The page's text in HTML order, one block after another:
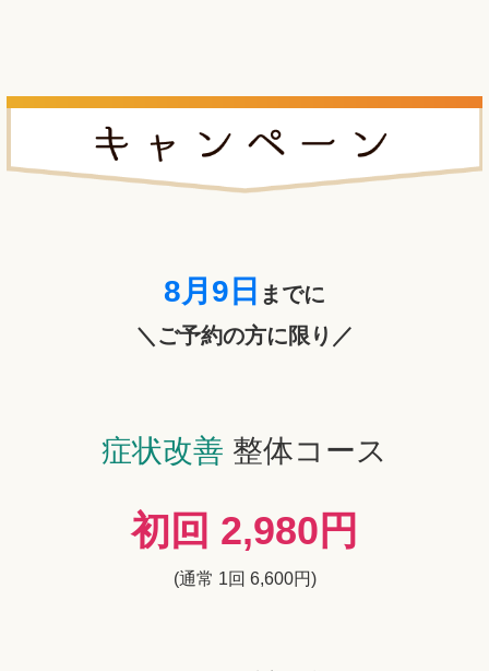
8月9日 までに
＼ご予約の方に限り／
症状改善 整体コース
初回 2,980円
(通常 1回 6,600円)